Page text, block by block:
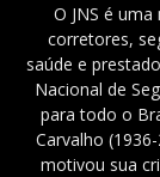
O JNS é
corretores,
saúde e
Nacional de
para todo o
Carvalho
motivou sua